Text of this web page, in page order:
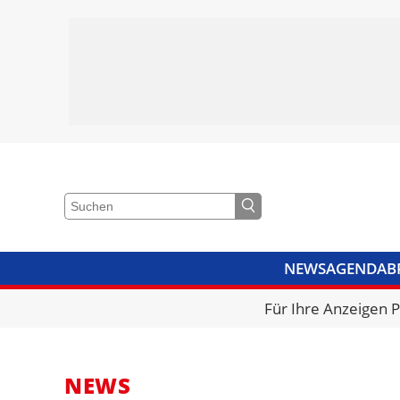
NEWSAGENDA
VIDEOSBIBLIOTHEK
Für Ihre Anzeigen
NEWS